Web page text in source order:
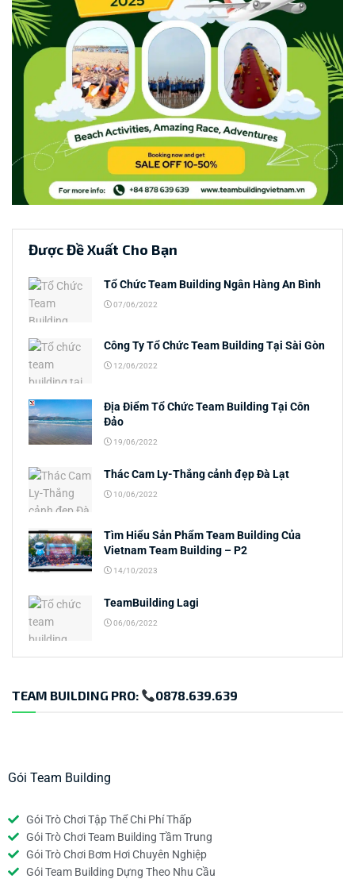
Được Đề Xuất Cho Bạn
Tổ Chức Team Building Ngân Hàng An Bình
07/06/2022
Công Ty Tổ Chức Team Building Tại Sài Gòn
12/06/2022
Địa Điểm Tổ Chức Team Building Tại Côn
Đảo
19/06/2022
Thác Cam Ly-Thắng cảnh đẹp Đà Lạt
10/06/2022
Tìm Hiểu Sản Phẩm Team Building Của
Vietnam Team Building – P2
14/10/2023
TeamBuilding Lagi
06/06/2022
TEAM BUILDING PRO: 0878.639.639
Gói Team Building
Gói Trò Chơi Tập Thể Chi Phí Thấp
Gói Trò Chơi Team Building Tầm Trung
Gói Trò Chơi Bơm Hơi Chuyên Nghiệp
Gói Team Building Dựng Theo Nhu Cầu